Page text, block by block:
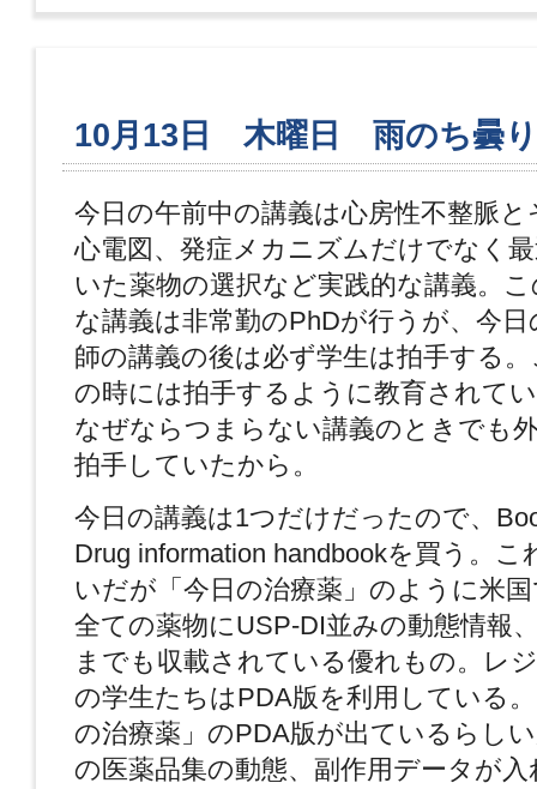
10月13日 木曜日 雨のち曇り
今日の午前中の講義は心房性不整脈と
心電図、発症メカニズムだけでなく
いた薬物の選択など実践的な講義。
な講義は非常勤のPhDが行うが、今
師の講義の後は必ず学生は拍手する
の時には拍手するように教育されて
なぜならつまらない講義のときでも
拍手していたから。
今日の講義は1つだけだったので、
Drug information handbookを買う。
いだが「今日の治療薬」のように米
全ての薬物にUSP-DI並みの動態情報
までも収載されている優れもの。レ
の学生たちはPDA版を利用している
の治療薬」のPDA版が出ているらし
の医薬品集の動態、副作用データが